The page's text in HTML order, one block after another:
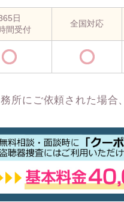
日
間受付
全国対応
所にご依頼された場合